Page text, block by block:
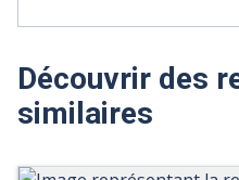
Découvrir des
similaires